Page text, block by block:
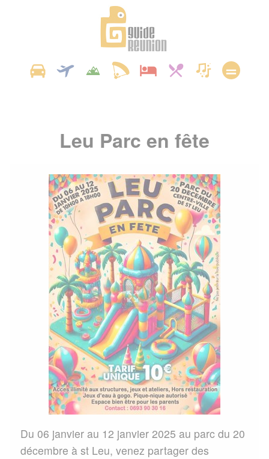
Leu Parc en fête
Du 06 janvier au 12 janvier 2025 au parc du 20
décembre à st Leu, venez partager des
Panneau de gestion des cookies